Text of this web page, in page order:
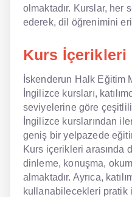
NLP İngilizce
Online İngilizce
Sözlük
Tavsiyeler
Gizlilik Politikası
Bize Ulaşın
olmaktadır. Kurslar, her
ederek, dil öğrenimini
Kurs İçerikleri
İskenderun Halk Eğitim
İngilizce kursları,
seviyelerine göre
İngilizce kurslarından
geniş bir yelpazede
Kurs içerikleri arasında
dinleme, konuşma,
almaktadır. Ayrıca,
kullanabilecekleri pratik